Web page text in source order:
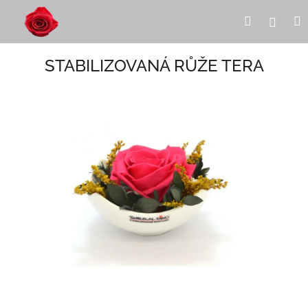
Hledat
STABILIZOVANÁ RŮŽE TERA